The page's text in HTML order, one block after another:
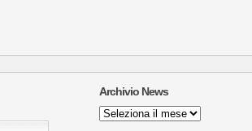
Archivio News
Archivio
News